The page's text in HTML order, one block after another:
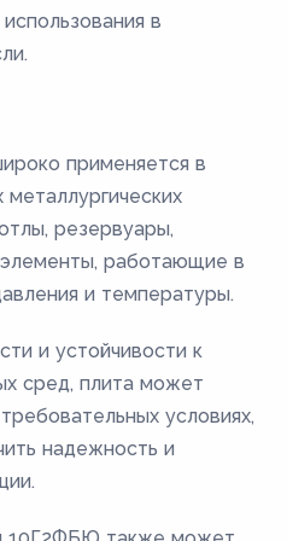
в
применяется в
резервуары,
работающие в
и температуры.
и устойчивости к
сред, плита может
условиях,
надежность и